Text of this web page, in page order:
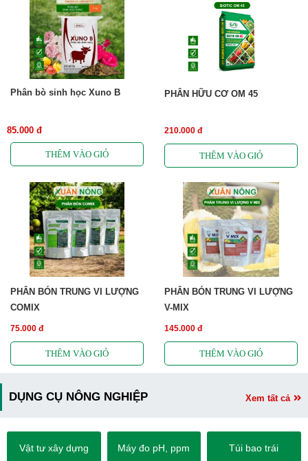
Phân bò sinh học Xuno B
85.000 đ
PHÂN HỮU CƠ OM 45
210.000 đ
PHÂN BÓN TRUNG VI LƯỢNG
COMIX
75.000 đ
PHÂN BÓN TRUNG VI LƯỢNG
V-MIX
145.000 đ
DỤNG CỤ NÔNG NGHIỆP
Vật tư xây dựng Máy đo pH, ppm Túi bao trái
Xem tất cả